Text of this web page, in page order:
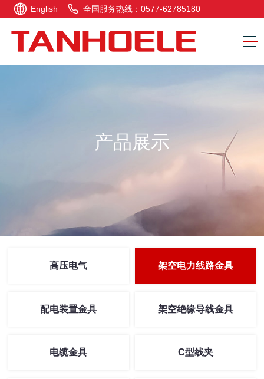
English 全国服务热线：0577-62785180
产品展示
高压电气 架空电力线路金具
配电装置金具 架空绝缘导线金具
电缆金具 C型线夹